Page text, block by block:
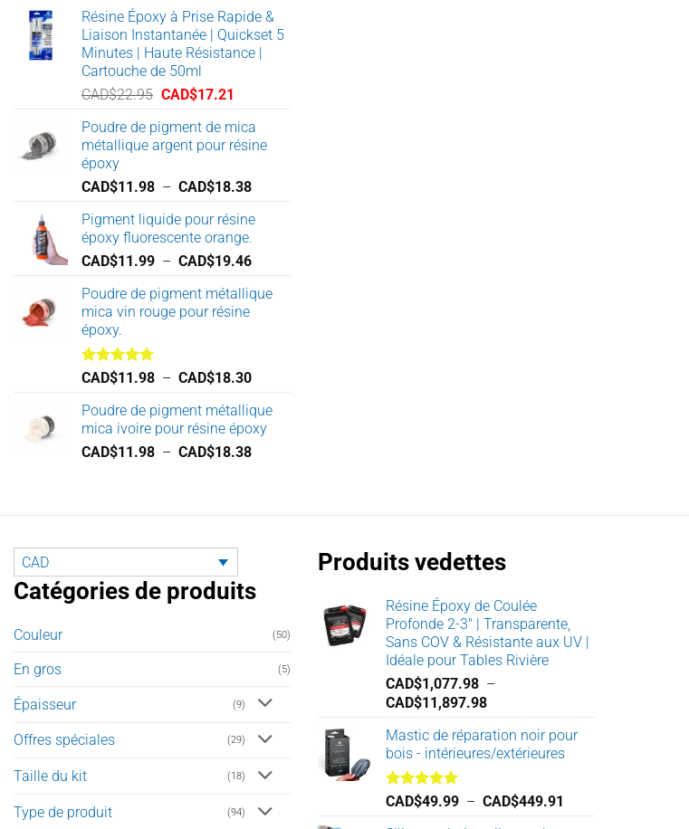
Résine Époxy à Prise Rapide &
Liaison Instantanée | Quickset 5
Minutes | Haute Résistance |
Cartouche de 50ml
CAD$22.95 Le
initial
était :
CAD$17.21
actuel
est :
Poudre de pigment de mica
métallique argent pour résine
époxy
CAD$11.98 – CAD$18.38Plage
prix :
CAD$11.98
à
Pigment liquide pour résine
époxy fluorescente orange.
CAD$11.99 – CAD$19.46Plage
prix :
Poudre de pigment métallique
mica vin rouge pour résine
époxy.
Note5.00
CAD$11.98 – CAD$18.30Plage
prix :
CAD$11.98
à
Poudre de pigment métallique
mica ivoire pour résine époxy
CAD$11.98 – CAD$18.38Plage
CAD
Catégories de produits
Couleur (50)
En gros (5)
Épaisseur (9)
Offres spéciales (29)
Taille du kit (18)
Type de produit (94)
Produits vedettes
Résine Époxy de Coulée
Profonde 2-3" | Transparente,
Sans COV & Résistante aux UV |
Idéale pour Tables Rivière
CAD$1,077.98 –
CAD$11,897.98Plage
prix :
CAD$1,077.98
CAD$11,897.98
Mastic de réparation noir pour
bois - intérieures/extérieures
Note5.00
CAD$49.99 – CAD$449.91